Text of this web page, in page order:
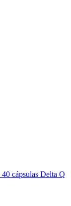
cápsulas Delta Q